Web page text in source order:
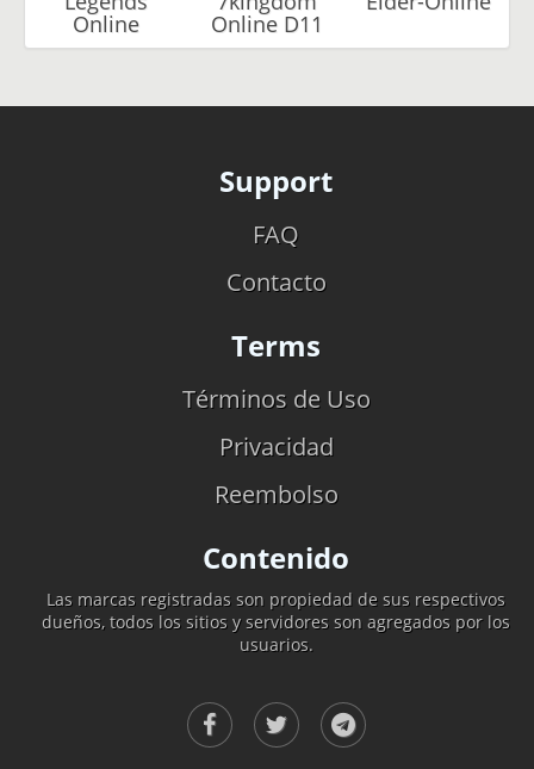
Online Online D11
Support
FAQ
Contacto
Terms
Términos de Uso
Privacidad
Reembolso
Contenido
Las marcas registradas son propiedad de sus respectivos
dueños, todos los sitios y servidores son agregados por los
usuarios.